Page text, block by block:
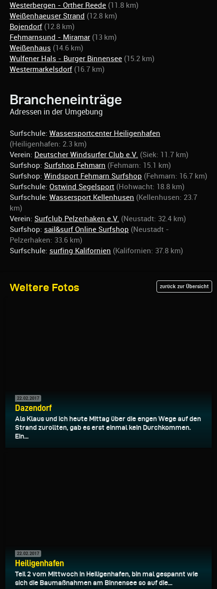
Westerbergen - Orther Reede (11.8 km)
Weißenhaeuser Strand (12.8 km)
Bojendorf (12.8 km)
Fehmarnsund - Miramar (13 km)
Weißenhaus (14.6 km)
Wulfener Hals - Burger Binnensee (15.2 km)
Westermarkelsdorf (16.7 km)
Brancheneinträge
Adressen in der Umgebung
Surfschule: Wassersportcenter Heiligenhafen
(Heiligenhafen: 2.3 km)
Verein: Deutscher Windsurfer Club e.V. (Siek: 11.7 km)
Surfshop: Surfshop Fehmarn (Fehmarn: 15.1 km)
Surfshop: Windsport Fehmarn Surfshop (Fehmarn: 16.7 km)
Surfschule: Ostwind Segelsport (Hohwacht: 18.8 km)
Surfschule: Wassersport Kellenhusen (Kellenhusen: 23.7
km)
Verein: Surfclub Pelzerhaken e.V. (Neustadt: 32.4 km)
Surfshop: sail&surf Online Surfshop (Neustadt -
Pelzerhaken: 33.6 km)
Surfschule: surfing Kalifornien (Kalifornien: 37.8 km)
Weitere Fotos zurück zur Übersicht
22.02.2017
Dazendorf
Als Klaus und ich heute Mittag über die engen Wege auf den
Strand zurollten, gab es erst einmal kein Durchkommen.
Ein...
22.02.2017
Heiligenhafen
Teil 2 vom Mittwoch in Heiligenhafen, bin mal gespannt wie
sich die Baumaßnahmen am Binnensee so auf die...